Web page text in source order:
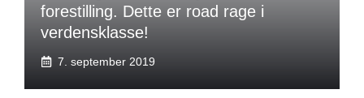
forestilling. Dette er road rage i
verdensklasse!
7. september 2019